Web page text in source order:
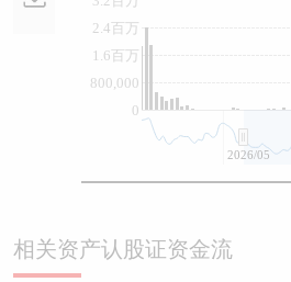
0
800,000
1.6百万
2.4百万
2026/05
相关资产认股证资金流